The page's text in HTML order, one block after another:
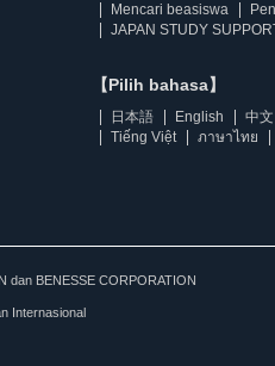
Mencari beasiswa
JAPAN STUDY
【Pilih bahasa】
日本語 English 中文
Tiếng Việt
ภาษาไทย
dan BENESSE CORPORATION
Internasional